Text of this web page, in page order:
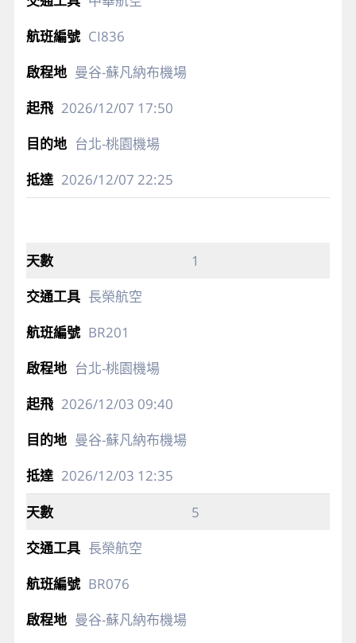
CI836
曼谷-蘇凡納布機場
2026/12/07 17:50
台北-桃園機場
2026/12/07 22:25
1
長榮航空
BR201
台北-桃園機場
2026/12/03 09:40
曼谷-蘇凡納布機場
2026/12/03 12:35
5
長榮航空
BR076
曼谷-蘇凡納布機場